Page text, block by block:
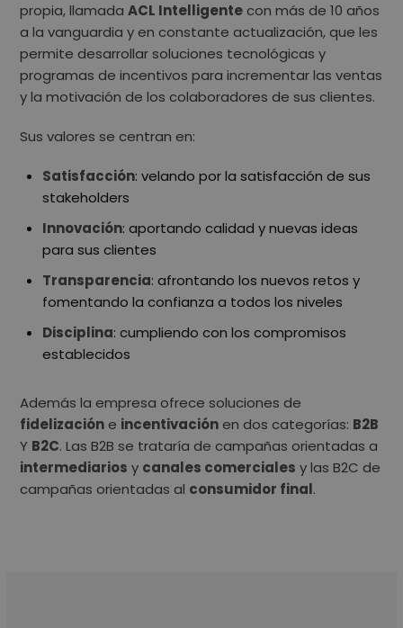
propia, llamadaACL Intelligentecon más de 10 años
a la vanguardia y en constante actualización, que les
permite desarrollar soluciones tecnológicas y
programas de incentivos para incrementar las ventas
y la motivación de los colaboradores de sus clientes.
Sus valores se centran en:
Satisfacción: velando por la satisfacción de sus
stakeholders
Innovación: aportando calidad y nuevas ideas
para sus clientes
Transparencia: afrontando los nuevos retos y
fomentando la confianza a todos los niveles
Disciplina: cumpliendo con los compromisos
establecidos
Además la empresa ofrece soluciones de
fidelización e incentivación en dos categorías: B2B
Y B2C. Las B2B se trataría de campañas orientadas a
intermediarios y canales comerciales y las B2C de
campañas orientadas al consumidor final.